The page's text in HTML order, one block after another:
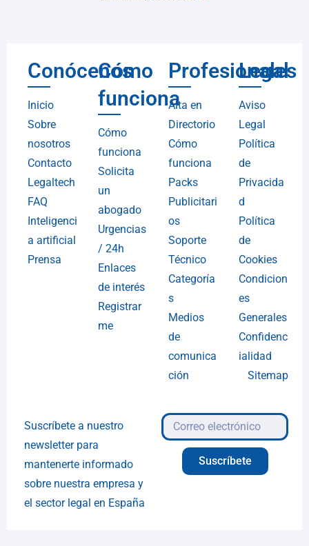
Conócenos
Inicio
Sobre
nosotros
Contacto
Legaltech
FAQ
Inteligenci
a artificial
Prensa
Cómo
funciona
Cómo
funciona
Solicita
un
abogado
Urgencias
/ 24h
Enlaces
de interés
Registrar
me
Profesionales
Alta en
Directorio
Cómo
funciona
Packs
Publicitari
os
Soporte
Técnico
Categoría
s
Medios
de
comunica
ción
Legal
Aviso
Legal
Política
de
Privacida
d
Política
de
Cookies
Condicion
es
Generales
Confidenc
ialidad
Sitemap
Suscríbete a nuestro
newsletter para
mantenerte informado
sobre nuestra empresa y
el sector legal en España
Suscríbete